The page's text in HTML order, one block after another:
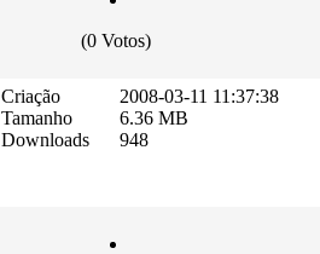
(0 Votos)
Criação
Tamanho
Downloads
2008-03-11 11:37:38
6.36 MB
948